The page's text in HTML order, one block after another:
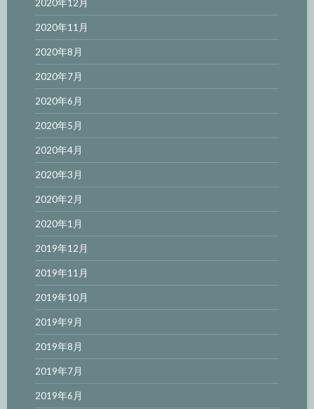
2020年12月
2020年11月
2020年8月
2020年7月
2020年6月
2020年5月
2020年4月
2020年3月
2020年2月
2020年1月
2019年12月
2019年11月
2019年10月
2019年9月
2019年8月
2019年7月
2019年6月